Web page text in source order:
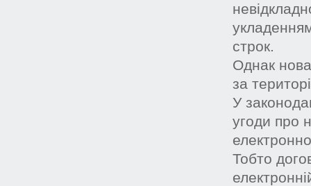
строк.
Однак
за
У
угоди про
Тобто